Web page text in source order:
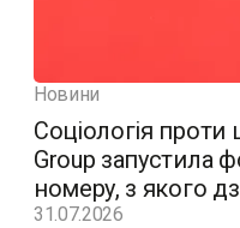
Новини
Соціологія проти
Group запустила
номеру, з якого
31.07.2026